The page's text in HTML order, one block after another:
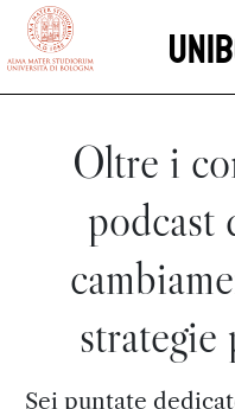
vai al contenuto della
Oltre i
podcast
Sei puntate